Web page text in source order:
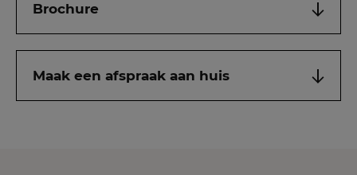
Brochure
Maak een afspraak aan huis